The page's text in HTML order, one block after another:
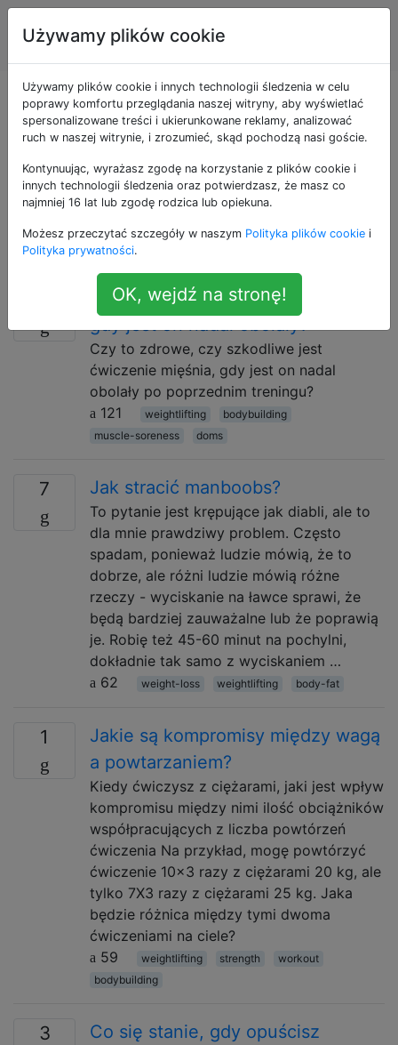
Sprawność
fizyczna
Pytania otagowane
jako weightlifting
Trening oporowy ze sztangą, hantlami, kettlebellami i
maksymalizacji wydajności podnoszenia. Obejmuje
trójbój siłowy, kulturystykę i podnoszenie olimpijskie.
Czy dobrze jest ćwiczyć mięsień,
gdy jest on nadal obolały?
Czy to zdrowe, czy szkodliwe jest
ćwiczenie mięśnia, gdy jest on nadal
obolały po poprzednim treningu?
121
weightlifting
bodybuilding
muscle-soreness
doms
7 Jak stracić manboobs?
To pytanie jest krępujące jak diabli, ale to
dla mnie prawdziwy problem. Często
spadam, ponieważ ludzie mówią, że to
dobrze, ale różni ludzie mówią różne
rzeczy - wyciskanie na ławce sprawi, że
będą bardziej zauważalne lub że poprawią
je. Robię też 45-60 minut na pochylni,
dokładnie tak samo z wyciskaniem …
62
weight-loss weightlifting body-fat
1
Jakie są kompromisy między wagą
a powtarzaniem?
Kiedy ćwiczysz z ciężarami, jaki jest wpływ
kompromisu między nimi ilość obciążników
współpracujących z liczba powtórzeń
ćwiczenia Na przykład, mogę powtórzyć
ćwiczenie 10x3 razy z ciężarami 20 kg, ale
tylko 7X3 razy z ciężarami 25 kg. Jaka
będzie różnica między tymi dwoma
ćwiczeniami na ciele?
59
weightlifting strength
workout
bodybuilding
3
Co się stanie, gdy opuścisz
Używamy plików cookie
Używamy plików cookie i innych technologii śledzenia w celu
poprawy komfortu przeglądania naszej witryny, aby wyświetlać
spersonalizowane treści i ukierunkowane reklamy, analizować
ruch w naszej witrynie, i zrozumieć, skąd pochodzą nasi goście.
Kontynuując, wyrażasz zgodę na korzystanie z plików cookie i
innych technologii śledzenia oraz potwierdzasz, że masz co
najmniej 16 lat lub zgodę rodzica lub opiekuna.
Możesz przeczytać szczegóły w naszym Polityka plików cookie i
Polityka prywatności.
OK, wejdź na stronę!